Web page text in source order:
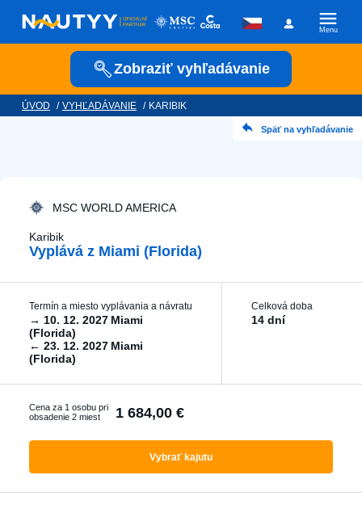
Menu
Zobraziť vyhľadávanie
Plavební společnost
Vyhľadať zájazdy
ÚVOD / VYHĽADÁVANIE / KARIBIK
Späť na vyhľadávanie
Karibik
Vyplává z Miami (Florida)
MSC WORLD AMERICA
Termín a miesto vyplávania a návratu
→ 10. 12. 2027 Miami
(Florida)
← 23. 12. 2027 Miami
(Florida)
Celková doba
14 dní
Vybrať kajutu
Cena za 1 osobu pri
obsadenie 2 miest
1 684,00 €